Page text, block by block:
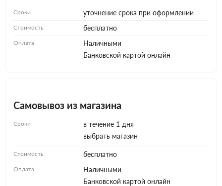
Сроки уточнение срока при оформлении
Стоимость бесплатно
Оплата
Наличными
Банковской картой онлайн
Самовывоз из магазина
Сроки
в течение 1 дня
выбрать магазин
Стоимость бесплатно
Оплата
Наличными
Банковской картой онлайн